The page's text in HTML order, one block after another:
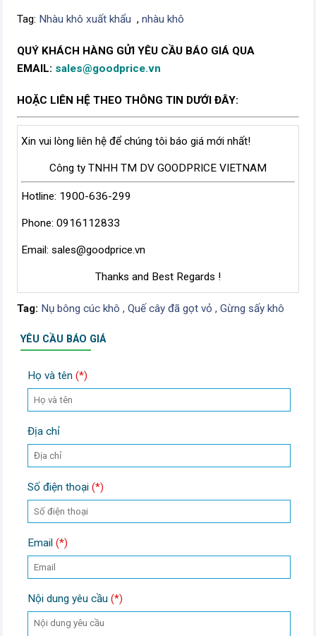
Tag: Nhàu khô xuất khẩu , nhàu khô
QUÝ KHÁCH HÀNG GỬI YÊU CẦU BÁO GIÁ QUA
EMAIL: sales@goodprice.vn
HOẶC LIÊN HỆ THEO THÔNG TIN DƯỚI ĐÂY:
Xin vui lòng liên hệ để chúng tôi báo giá mới nhất!
Công ty TNHH TM DV GOODPRICE VIETNAM
Hotline: 1900-636-299
Phone: 0916112833
Email: sales@goodprice.vn
Thanks and Best Regards !
Tag: Nụ bông cúc khô , Quế cây đã gọt vỏ , Gừng sấy khô
YÊU CẦU BÁO GIÁ
Họ và tên (*)
Địa chỉ
Số điện thoại (*)
Email (*)
Nội dung yêu cầu (*)